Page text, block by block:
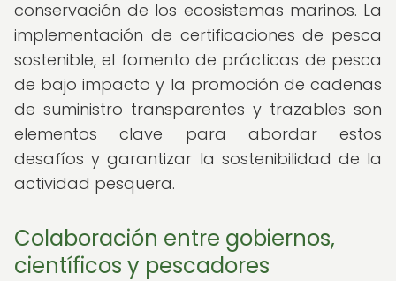
conservación de los ecosistemas marinos. La
implementación de certificaciones de pesca
sostenible, el fomento de prácticas de pesca
de bajo impacto y la promoción de cadenas
de suministro transparentes y trazables son
elementos clave para abordar estos
desafíos y garantizar la sostenibilidad de la
actividad pesquera.
Colaboración entre gobiernos,
científicos y pescadores